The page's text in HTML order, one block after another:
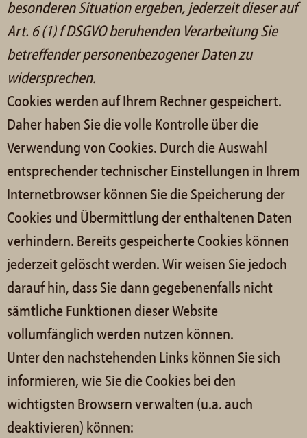
besonderen Situation ergeben, jederzeit dieser auf
Art. 6 (1) f DSGVO beruhenden Verarbeitung Sie
betreffender personenbezogener Daten zu
widersprechen.
Cookies werden auf Ihrem Rechner gespeichert.
Daher haben Sie die volle Kontrolle über die
Verwendung von Cookies. Durch die Auswahl
entsprechender technischer Einstellungen in Ihrem
Internetbrowser können Sie die Speicherung der
Cookies und Übermittlung der enthaltenen Daten
verhindern. Bereits gespeicherte Cookies können
jederzeit gelöscht werden. Wir weisen Sie jedoch
darauf hin, dass Sie dann gegebenenfalls nicht
sämtliche Funktionen dieser Website
vollumfänglich werden nutzen können.
Unter den nachstehenden Links können Sie sich
informieren, wie Sie die Cookies bei den
wichtigsten Browsern verwalten (u.a. auch
deaktivieren) können: